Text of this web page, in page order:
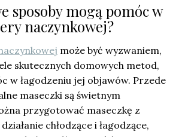
sposoby mogą pomóc w
naczynkowej?
może być wyzwaniem,
skutecznych domowych metod,
w łagodzeniu jej objawów. Przede
maseczki są świetnym
przygotować maseczkę z
chłodzące i łagodzące,